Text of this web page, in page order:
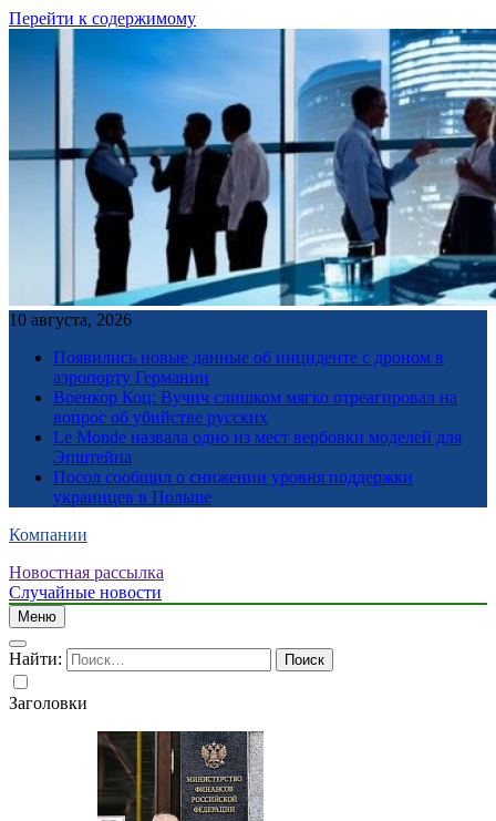
Перейти к содержимому
10 августа, 2026
Появились новые данные об инциденте с дроном в
аэропорту Германии
Военкор Коц: Вучич слишком мягко отреагировал на
вопрос об убийстве русских
Le Monde назвала одно из мест вербовки моделей для
Эпштейна
Посол сообщил о снижении уровня поддержки
украинцев в Польше
Компании
Новостная рассылка
Случайные новости
Меню
Найти:
Заголовки